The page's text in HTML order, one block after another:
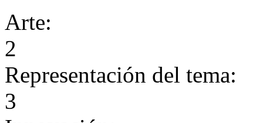
Arte:
2
Representación del tema:
3